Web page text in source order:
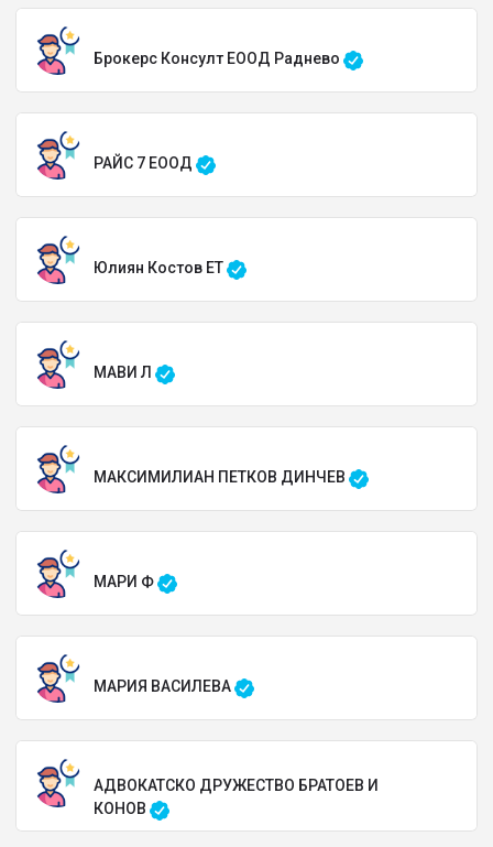
Брокерс Консулт ЕООД Раднево
РАЙС 7 ЕООД
Юлиян Костов ЕТ
МАВИ Л
МАКСИМИЛИАН ПЕТКОВ ДИНЧЕВ
МАРИ Ф
МАРИЯ ВАСИЛЕВА
АДВОКАТСКО ДРУЖЕСТВО БРАТОЕВ И
КОНОВ